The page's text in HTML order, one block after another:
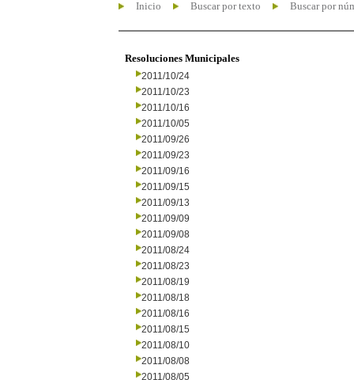
Inicio Buscar por texto Buscar por
Resoluciones Municipales
2011/10/24
2011/10/23
2011/10/16
2011/10/05
2011/09/26
2011/09/23
2011/09/16
2011/09/15
2011/09/13
2011/09/09
2011/09/08
2011/08/24
2011/08/23
2011/08/19
2011/08/18
2011/08/16
2011/08/15
2011/08/10
2011/08/08
2011/08/05